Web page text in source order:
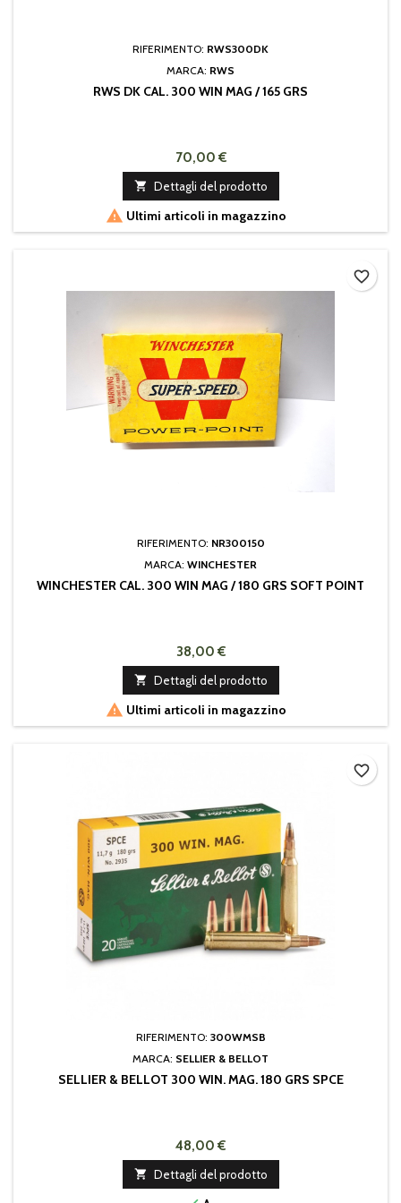
RIFERIMENTO: RWS300DK
MARCA: RWS
RWS DK CAL. 300 WIN MAG / 165 GRS
70,00 €
 Dettagli del prodotto
 Ultimi articoli in magazzino
RIFERIMENTO: NR300150
MARCA: WINCHESTER
WINCHESTER CAL. 300 WIN MAG / 180 GRS SOFT POINT
38,00 €
 Dettagli del prodotto
 Ultimi articoli in magazzino
favorite_border
RIFERIMENTO: 300WMSB
MARCA: SELLIER & BELLOT
SELLIER & BELLOT 300 WIN. MAG. 180 GRS SPCE
48,00 €
 Dettagli del prodotto
favorite_border